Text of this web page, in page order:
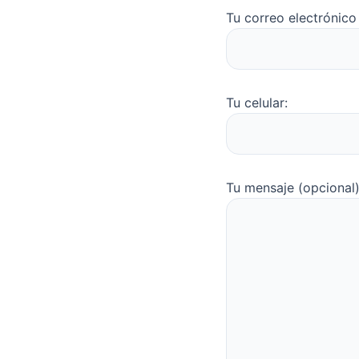
Tu correo electrónico
Tu celular:
Tu mensaje (opcional)